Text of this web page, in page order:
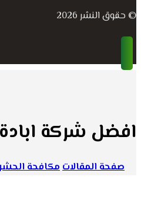
© حقوق النشر 2026
افضل شركة
صفحة المقالاتمكافحة